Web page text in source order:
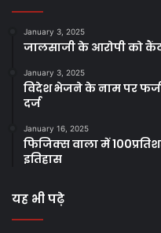
January 3, 2025
जालसाजी के आरोपी को
January 3, 2025
विदेश भेजने के नाम पर
दर्ज
January 16, 2025
फिजिक्स वाला में
इतिहास
यह भी पढ़े